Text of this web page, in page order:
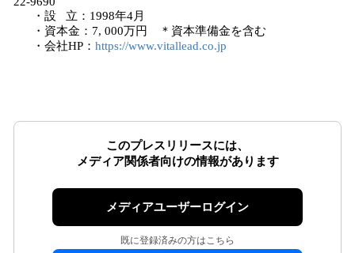
・設 立：1998年4月
・資本金：7, 000万円 ＊資本準備金を含む
・会社HP： https://www.vitallead.co.jp
このプレスリリースには、
メディア関係者向けの情報があります
メディアユーザーログイン
既に登録済みの方はこちら